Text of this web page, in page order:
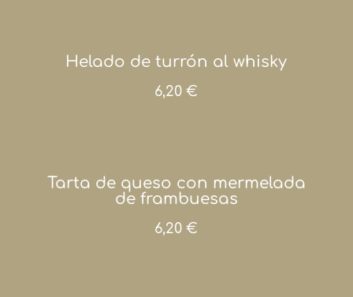
Helado de turrón al whisky
6,20 €
Tarta de queso con mermelada
de frambuesas
6,20 €